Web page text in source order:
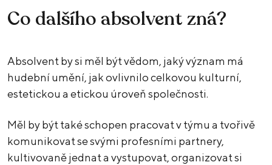
Co dalšího absolvent zná?
Absolvent by si měl být vědom, jaký význam má
hudební umění, jak ovlivnilo celkovou kulturní,
estetickou a etickou úroveň společnosti.
Měl by být také schopen pracovat v týmu a tvořivě
komunikovat se svými profesními partnery,
kultivovaně jednat a vystupovat, organizovat si